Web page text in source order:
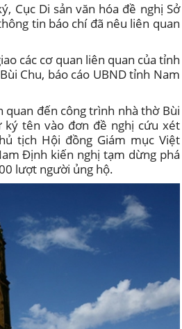
Cục Di sản văn hóa đề nghị Sở
tin báo chí đã nêu liên quan
các cơ quan liên quan của tỉnh
Chu, báo cáo UBND tỉnh Nam
quan đến công trình nhà thờ Bùi
ký tên vào đơn đề nghị cứu xét
tịch Hội đồng Giám mục Việt
Định kiến nghị tạm dừng phá
lượt người ủng hộ.